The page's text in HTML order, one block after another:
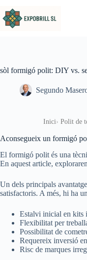
sòl formigó polit: DIY vs.
Segundo
Inici Polit de
Aconsegueix un formigó
El formigó polit és una
En aquest article,
Un dels principals
satisfactoris. A més, hi ha
Estalvi inicial en kits
Flexibilitat per
Possibilitat de
Requereix inversió
Risc de marques